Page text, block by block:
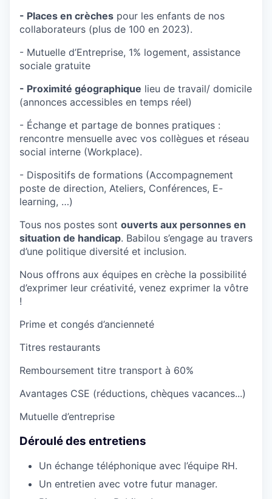
- Places en crèches pour les enfants de nos
collaborateurs (plus de 100 en 2023).
- Mutuelle d’Entreprise, 1% logement, assistance
sociale gratuite
- Proximité géographique lieu de travail/ domicile
(annonces accessibles en temps réel)
- Échange et partage de bonnes pratiques :
rencontre mensuelle avec vos collègues et réseau
social interne (Workplace).
- Dispositifs de formations (Accompagnement
poste de direction, Ateliers, Conférences, E-
learning, …)
Tous nos postes sont ouverts aux personnes en
situation de handicap. Babilou s’engage au travers
d’une politique diversité et inclusion.
Nous offrons aux équipes en crèche la possibilité
d’exprimer leur créativité, venez exprimer la vôtre
!
Prime et congés d’ancienneté
Titres restaurants
Remboursement titre transport à 60%
Avantages CSE (réductions, chèques vacances...)
Mutuelle d’entreprise
Déroulé des entretiens
Un échange téléphonique avec l’équipe RH.
Un entretien avec votre futur manager.